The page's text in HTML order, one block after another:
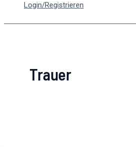
Login/Registrieren
Trauer